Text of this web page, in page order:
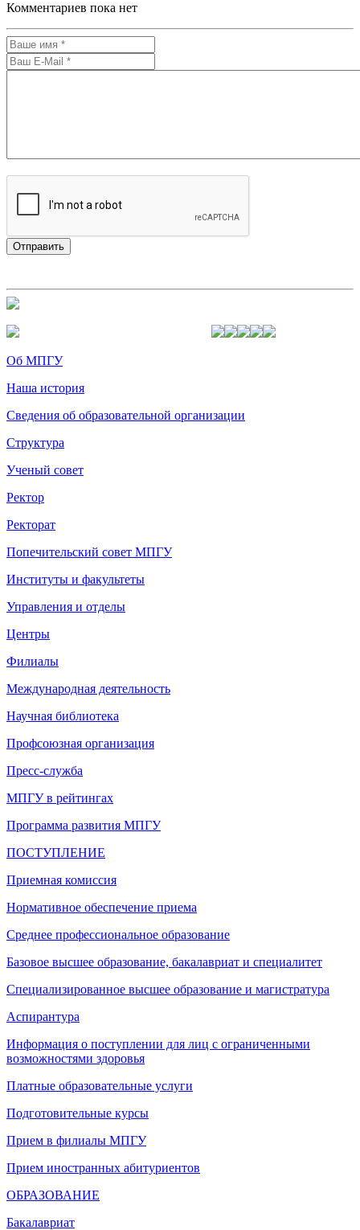
Комментариев пока нет
Об МПГУ
Наша история
Сведения об образовательной организации
Структура
Ученый совет
Ректор
Ректорат
Попечительский совет МПГУ
Институты и факультеты
Управления и отделы
Центры
Филиалы
Международная деятельность
Научная библиотека
Профсоюзная организация
Пресс-служба
МПГУ в рейтингах
Программа развития МПГУ
ПОСТУПЛЕНИЕ
Приемная комиссия
Нормативное обеспечение приема
Среднее профессиональное образование
Базовое высшее образование, бакалавриат и специалитет
Специализированное высшее образование и магистратура
Аспирантура
Информация о поступлении для лиц с ограниченными
возможностями здоровья
Платные образовательные услуги
Подготовительные курсы
Прием в филиалы МПГУ
Прием иностранных абитуриентов
ОБРАЗОВАНИЕ
Бакалавриат